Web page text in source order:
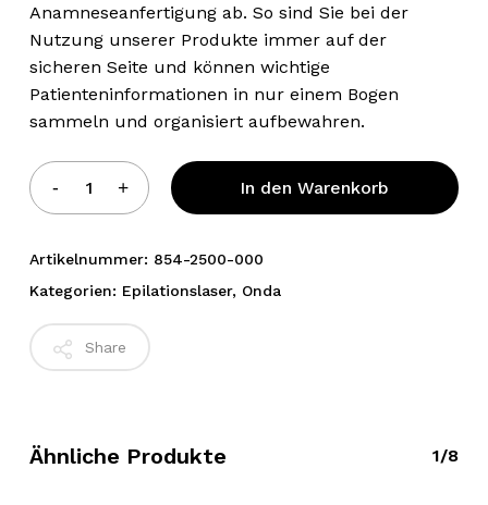
Anamneseanfertigung ab. So sind Sie bei der
Nutzung unserer Produkte immer auf der
sicheren Seite und können wichtige
Patienteninformationen in nur einem Bogen
sammeln und organisiert aufbewahren.
In den Warenkorb
Alternative:
Artikelnummer: 854-2500-000
Kategorien: Epilationslaser, Onda
Share
Ähnliche Produkte 1/8